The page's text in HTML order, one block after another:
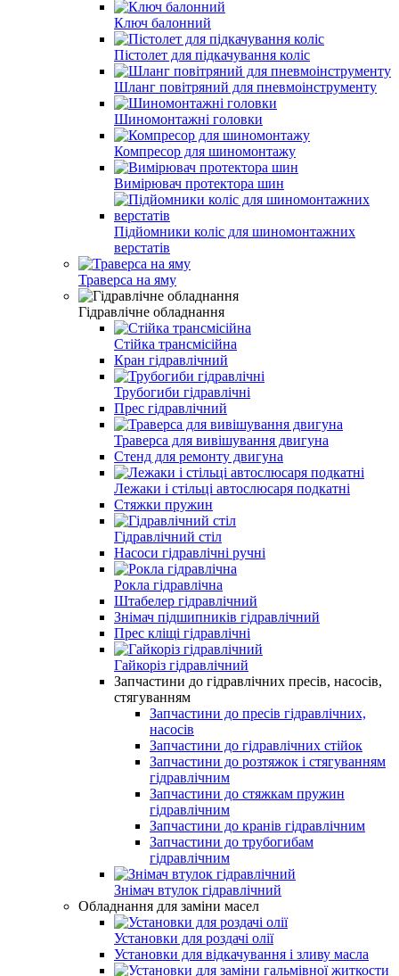
Ключ балонний
Пістолет для підкачування коліс
Шланг повітряний для пневмоінструменту
Шиномонтажні головки
Компресор для шиномонтажу
Вимірювач протектора шин
Підйомники коліс для шиномонтажних
верстатів
Траверса на яму
Гідравлічне обладнання
Стійка трансмісійна
Кран гідравлічний
Трубогиби гідравлічні
Прес гідравлічний
Траверса для вивішування двигуна
Стенд для ремонту двигуна
Лежаки і стільці автослюсаря подкатні
Стяжки пружин
Гідравлічний стіл
Насоси гідравлічні ручні
Рокла гідравлічна
Штабелер гідравлічний
Знімач підшипників гідравлічний
Прес кліщі гідравлічні
Гайкоріз гідравлічний
Запчастини до гідравлічних пресів, насосів,
стягуванням
Запчастини до пресів гідравлічних,
насосів
Запчастини до гідравлічних стійок
Запчастини до розтяжок і стягуванням
гідравлічним
Запчастини до стяжкам пружин
гідравлічним
Запчастини до кранів гідравлічним
Запчастини до трубогибам
гідравлічним
Знімач втулок гідравлічний
Обладнання для заміни масел
Установки для роздачі олії
Установки для відкачування і зливу масла